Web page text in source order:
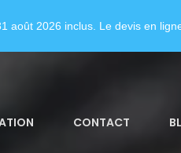
CONTACT
août 2026 inclus. Le devis en